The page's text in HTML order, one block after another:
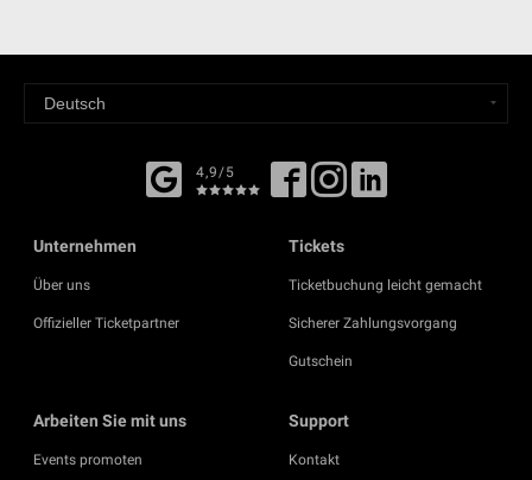
4,9/5
Unternehmen
Über uns
Offizieller Ticketpartner
Tickets
Ticketbuchung leicht gemacht
Sicherer Zahlungsvorgang
Gutschein
Arbeiten Sie mit uns
Events promoten
Support
Kontakt